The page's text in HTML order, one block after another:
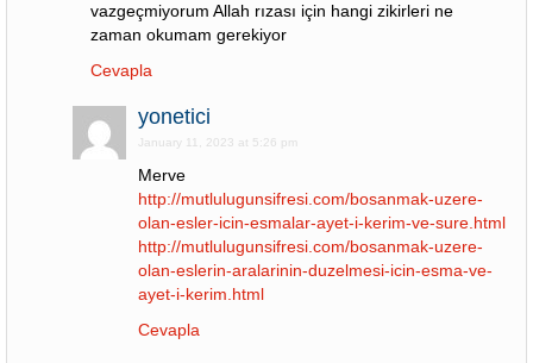
vazgeçmiyorum Allah rızası için hangi zikirleri ne
zaman okumam gerekiyor
Cevapla
yonetici
January 11, 2023 at 5:26 pm
Merve
http://mutlulugunsifresi.com/bosanmak-uzere-
olan-esler-icin-esmalar-ayet-i-kerim-ve-sure.html
http://mutlulugunsifresi.com/bosanmak-uzere-
olan-eslerin-aralarinin-duzelmesi-icin-esma-ve-
ayet-i-kerim.html
Cevapla